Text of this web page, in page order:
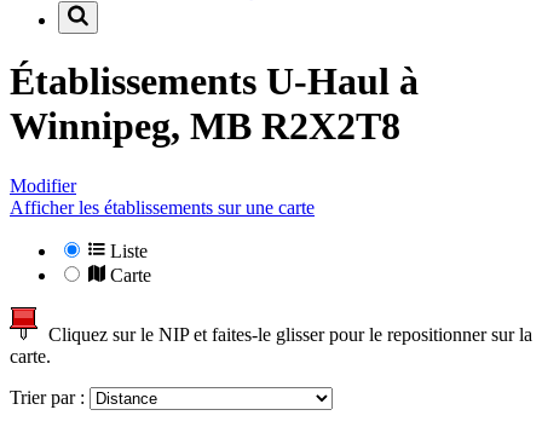
Établissements U-Haul à
Winnipeg, MB R2X2T8
Modifier
Afficher les établissements sur une carte
Liste
Carte
Cliquez sur le NIP et faites-le glisser pour le repositionner sur la
carte.
Trier par :